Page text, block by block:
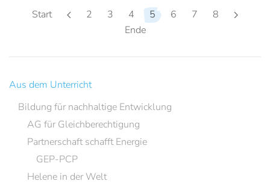
Start 2 3 4 5 6 7
8
Ende
Aus dem Unterricht
Bildung für nachhaltige Entwicklung
AG für Gleichberechtigung
Partnerschaft schafft Energie
GEP-PCP
Helene in der Welt